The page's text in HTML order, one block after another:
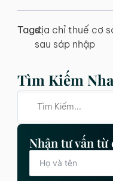
Tags:địa chỉ thuế cơ
sau sáp nhập
Tìm Kiếm
Nhận tư vấn